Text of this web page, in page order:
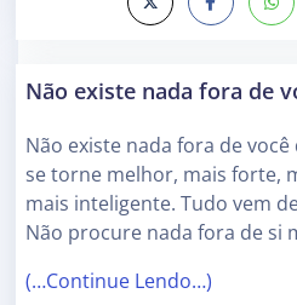
Não existe nada fora de
Não existe nada fora de
se torne melhor, mais forte,
mais inteligente. Tudo vem
Não procure nada fora de si
(…Continue Lendo…)